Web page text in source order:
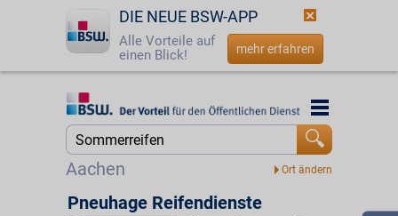
DIE NEUE BSW-APP
Alle Vorteile auf
einen Blick!
mehr erfahren
Startseite
Aachen
Startseite
Pneuhage Reifendienste